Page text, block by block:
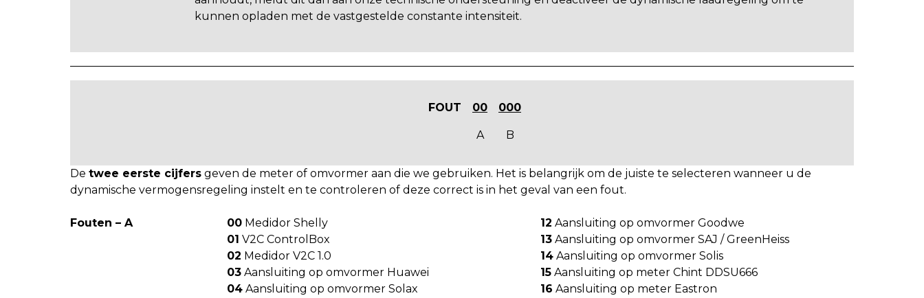
kunnen opladen met de vastgestelde constante intensiteit.
FOUT 00 000
A B
De twee eerste cijfers geven de meter of omvormer aan die we gebruiken. Het is belangrijk om de juiste te selecteren wanneer u de
dynamische vermogensregeling instelt en te controleren of deze correct is in het geval van een fout.
Fouten – A 00 Medidor Shelly
01 V2C ControlBox
02 Medidor V2C 1.0
03 Aansluiting op omvormer Huawei
04 Aansluiting op omvormer Solax
12 Aansluiting op omvormer Goodwe
13 Aansluiting op omvormer SAJ / GreenHeiss
14 Aansluiting op omvormer Solis
15 Aansluiting op meter Chint DDSU666
16 Aansluiting op meter Eastron